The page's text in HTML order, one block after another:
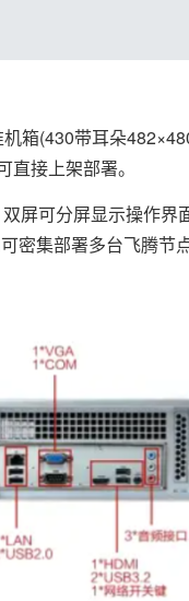
(430带耳朵
接上架部署。
可分屏显示操作界
密集部署多台飞腾节